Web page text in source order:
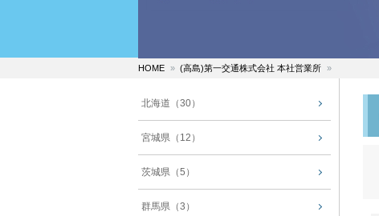
HOME (高島)第一交通株式会社 本社営業所
北海道（30）
宮城県（12）
茨城県（5）
群馬県（3）